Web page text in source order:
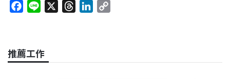
e
b
a
e
L
推薦工作